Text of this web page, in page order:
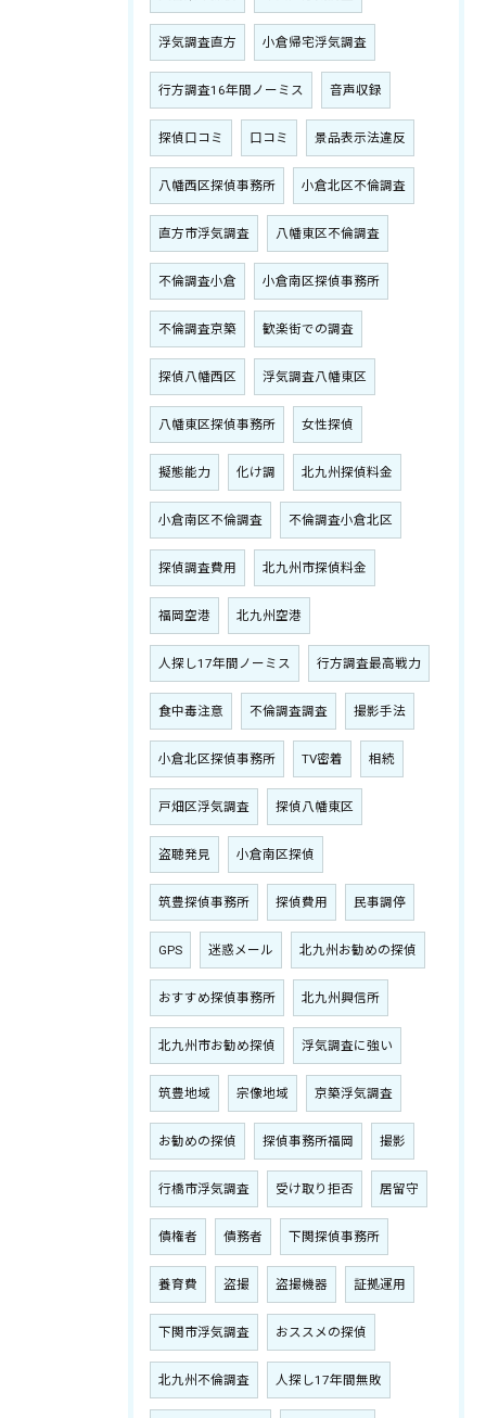
浮気調査直方 小倉帰宅浮気調査
行方調査16年間ノーミス 音声収録
探偵口コミ 口コミ 景品表示法違反
八幡西区探偵事務所 小倉北区不倫調査
直方市浮気調査 八幡東区不倫調査
不倫調査小倉 小倉南区探偵事務所
不倫調査京築 歓楽街での調査
探偵八幡西区 浮気調査八幡東区
八幡東区探偵事務所 女性探偵
擬態能力 化け調 北九州探偵料金
小倉南区不倫調査 不倫調査小倉北区
探偵調査費用 北九州市探偵料金
福岡空港 北九州空港
人探し17年間ノーミス 行方調査最高戦力
食中毒注意 不倫調査調査 撮影手法
小倉北区探偵事務所 TV密着 相続
戸畑区浮気調査 探偵八幡東区
盗聴発見 小倉南区探偵
筑豊探偵事務所 探偵費用 民事調停
GPS 迷惑メール 北九州お勧めの探偵
おすすめ探偵事務所 北九州興信所
北九州市お勧め探偵 浮気調査に強い
筑豊地域 宗像地域 京築浮気調査
お勧めの探偵 探偵事務所福岡 撮影
行橋市浮気調査 受け取り拒否 居留守
債権者 債務者 下関探偵事務所
養育費 盗撮 盗撮機器 証拠運用
下関市浮気調査 おススメの探偵
北九州不倫調査 人探し17年間無敗